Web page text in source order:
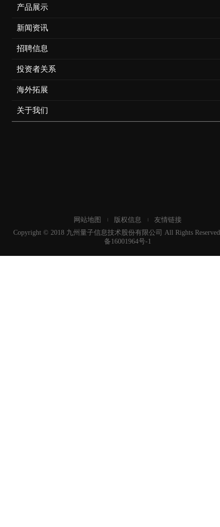
产品展示
新闻资讯
招聘信息
投资者关系
海外拓展
关于我们
网站地图 版权信息
友情链接
Copyright © 2018 九州量子信息技术股份有限公司 All Rights
备16001964号-1